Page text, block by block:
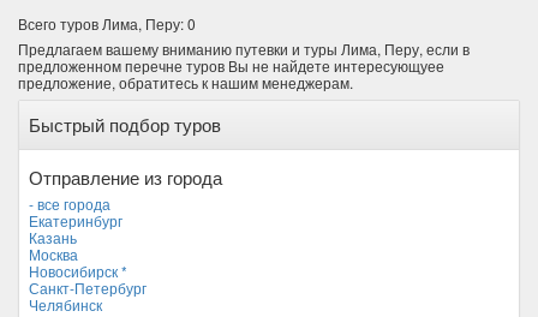
Всего туров Лима, Перу: 0
Предлагаем вашему вниманию путевки и туры Лима, Перу, если в
предложенном перечне туров Вы не найдете интересующуее
предложение, обратитесь к нашим менеджерам.
Быстрый подбор туров
Отправление из города
- все города
Екатеринбург
Казань
Москва
Новосибирск *
Санкт-Петербург
Челябинск